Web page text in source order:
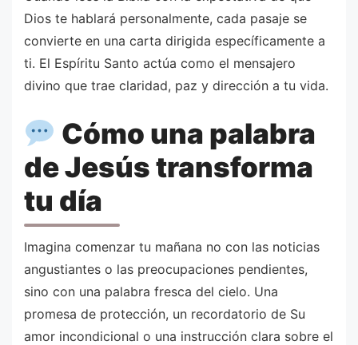
Dios te hablará personalmente, cada pasaje se
convierte en una carta dirigida específicamente a
ti. El Espíritu Santo actúa como el mensajero
divino que trae claridad, paz y dirección a tu vida.
Cómo una palabra
de Jesús transforma
tu día
Imagina comenzar tu mañana no con las noticias
angustiantes o las preocupaciones pendientes,
sino con una palabra fresca del cielo. Una
promesa de protección, un recordatorio de Su
amor incondicional o una instrucción clara sobre el